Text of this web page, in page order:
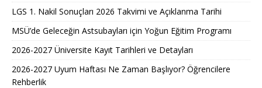
LGS 1. Nakil Sonuçları 2026 Takvimi ve Açıklanma Tarihi
MSÜ’de Geleceğin Astsubayları için Yoğun Eğitim Programı
2026-2027 Üniversite Kayıt Tarihleri ve Detayları
2026-2027 Uyum Haftası Ne Zaman Başlıyor? Öğrencilere
Rehberlik